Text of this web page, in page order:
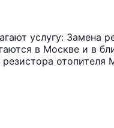
услугу: Замена
в Москве и в
отопителя